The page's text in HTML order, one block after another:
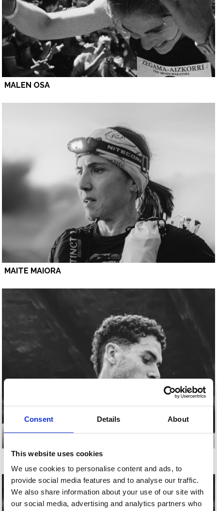
Consent Details About
This website uses cookies
We use cookies to personalise content and ads, to
provide social media features and to analyse our traffic.
We also share information about your use of our site with
our social media, advertising and analytics partners who
MALEN OSA
MAITE MAIORA
EKAIN LARREA